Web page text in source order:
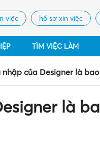
việc hồ sơ xin việc
TÌM VIỆC LÀM
nhập của Designer là bao
là